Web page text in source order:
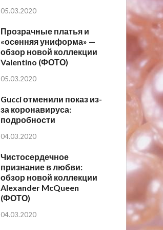
05.03.2020
Прозрачные платья и
«осенняя униформа» —
обзор новой коллекции
Valentino (ФОТО)
05.03.2020
Gucci отменили показ из-
за коронавируса:
подробности
04.03.2020
Чистосердечное
признание в любви:
обзор новой коллекции
Alexander McQueen
(ФОТО)
04.03.2020